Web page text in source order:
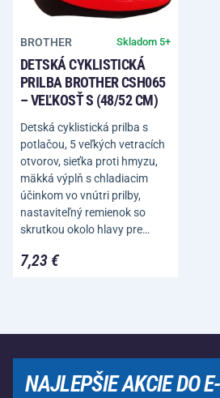
BROTHER Skladom 5+
DETSKÁ CYKLISTICKÁ
PRILBA BROTHER CSH065
– VEĽKOSŤ S (48/52 CM)
Detská cyklistická prilba s
potlačou, 5 veľkých vetracích
otvorov, sieťka proti hmyzu,
mäkká výplň s chladiacim
účinkom vo vnútri prilby,
nastaviteľný remienok so
skrutkou okolo hlavy pre…
7,23 €
NAJLEPŠIE AKCIE DO